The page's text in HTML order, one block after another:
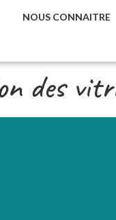
NOUS CONNAITRE
des